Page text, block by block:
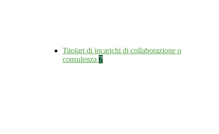
Titolari di incarichi di collaborazione o
consulenza 7